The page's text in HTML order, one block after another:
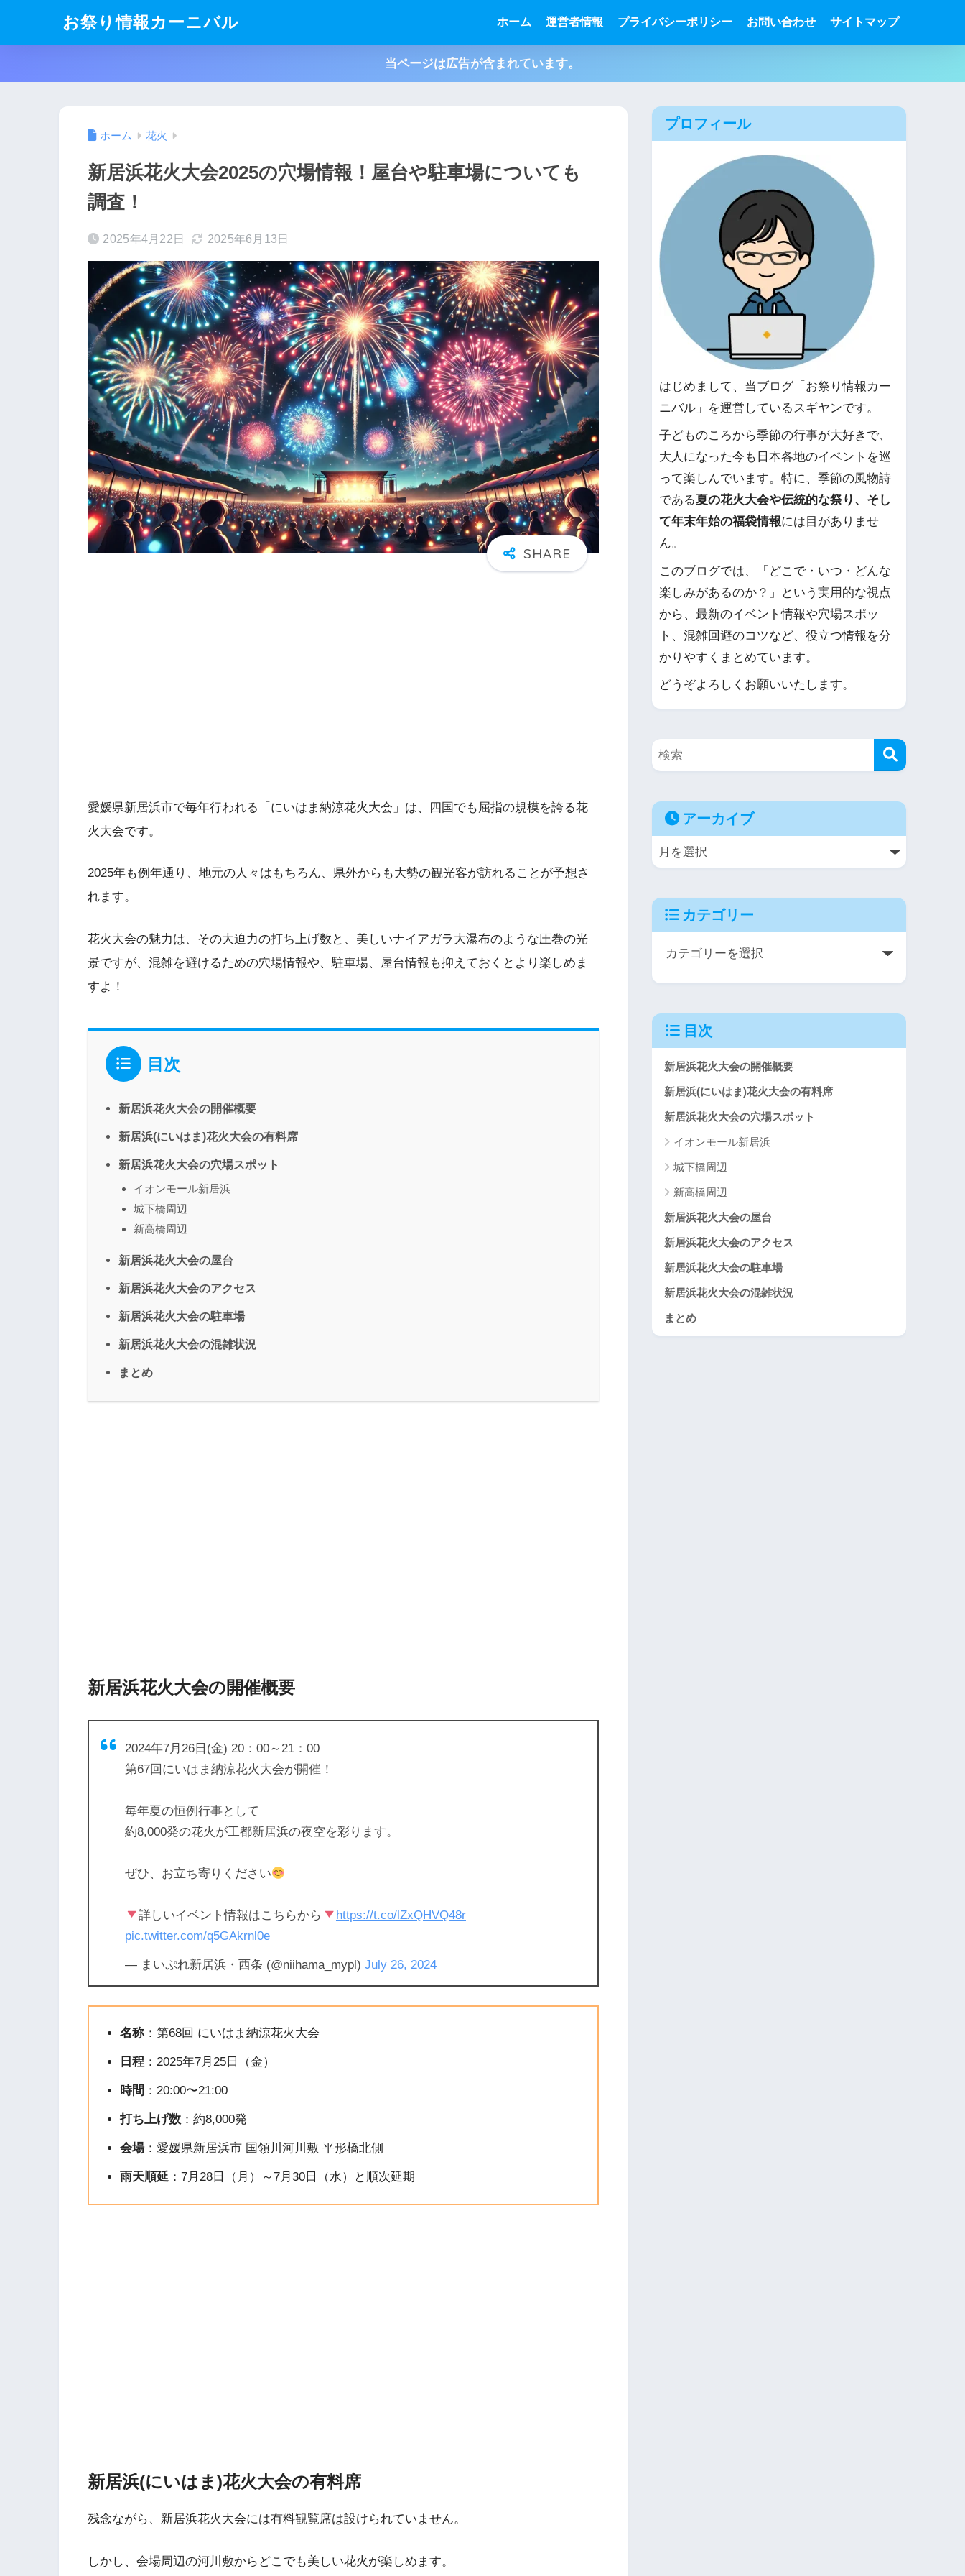
お祭り情報カーニバル ホーム 運営者情報 プライバシーポリシー お問い合わせ サイトマップ
当ページは広告が含まれています。
ホーム 花火
新居浜花火大会2025の穴場情報！屋台や駐車場についても
調査！
2025年4月22日 2025年6月13日
愛媛県新居浜市で毎年行われる「にいはま納涼花火大会」は、四国でも屈指の規模を誇る花
火大会です。
2025年も例年通り、地元の人々はもちろん、県外からも大勢の観光客が訪れることが予想さ
れます。
花火大会の魅力は、その大迫力の打ち上げ数と、美しいナイアガラ大瀑布のような圧巻の光
景ですが、混雑を避けるための穴場情報や、駐車場、屋台情報も抑えておくとより楽しめま
すよ！
目次
新居浜花火大会の開催概要
新居浜(にいはま)花火大会の有料席
新居浜花火大会の穴場スポット
イオンモール新居浜
城下橋周辺
新高橋周辺
新居浜花火大会の屋台
新居浜花火大会のアクセス
新居浜花火大会の駐車場
新居浜花火大会の混雑状況
まとめ
新居浜花火大会の開催概要
2024年7月26日(金) 20：00～21：00
第67回にいはま納涼花火大会が開催！
毎年夏の恒例行事として
約8,000発の花火が工都新居浜の夜空を彩ります。
ぜひ、お立ち寄りください
詳しいイベント情報はこちらから
https://t.co/lZxQHVQ48r
pic.twitter.com/q5GAkrnl0e
— まいぷれ新居浜・西条 (@niihama_mypl) July 26, 2024
名称：第68回 にいはま納涼花火大会
日程：2025年7月25日（金）
時間 ：20:00〜21:00
打ち上げ数：約8,000発
会場：愛媛県新居浜市 国領川河川敷 平形橋北側
雨天順延：7月28日（月）～7月30日（水）と順次延期
新居浜(にいはま)花火大会の有料席
残念ながら、新居浜花火大会には有料観覧席は設けられていません。
しかし、会場周辺の河川敷からどこでも美しい花火が楽しめます。
プロフィール
はじめまして、当ブログ「お祭り情報カー
ニバル」を運営しているスギヤンです。
子どものころから季節の行事が大好きで、
大人になった今も日本各地のイベントを巡
って楽しんでいます。特に、季節の風物詩
である夏の花火大会や伝統的な祭り、そし
て年末年始の福袋情報には目がありませ
ん。
このブログでは、「どこで・いつ・どんな
楽しみがあるのか？」という実用的な視点
から、最新のイベント情報や穴場スポッ
ト、混雑回避のコツなど、役立つ情報を分
かりやすくまとめています。
どうぞよろしくお願いいたします。
アーカイブ
カテゴリー
目次
新居浜花火大会の開催概要
新居浜(にいはま)花火大会の有料席
新居浜花火大会の穴場スポット
イオンモール新居浜
城下橋周辺
新高橋周辺
新居浜花火大会の屋台
新居浜花火大会のアクセス
新居浜花火大会の駐車場
新居浜花火大会の混雑状況
まとめ